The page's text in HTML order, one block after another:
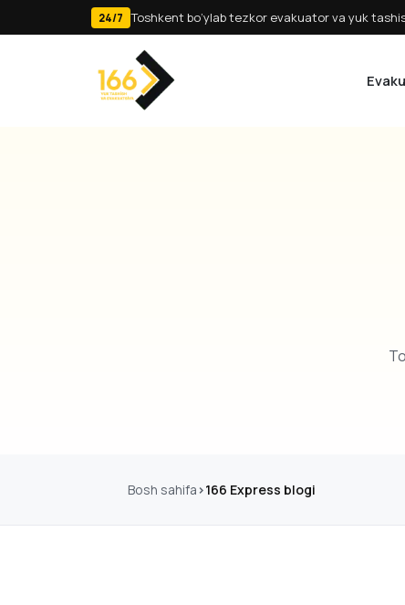
24/7 Toshkent bo‘ylab tezkor evakuator va yuk
Bosh sahifa 166 Express blogi